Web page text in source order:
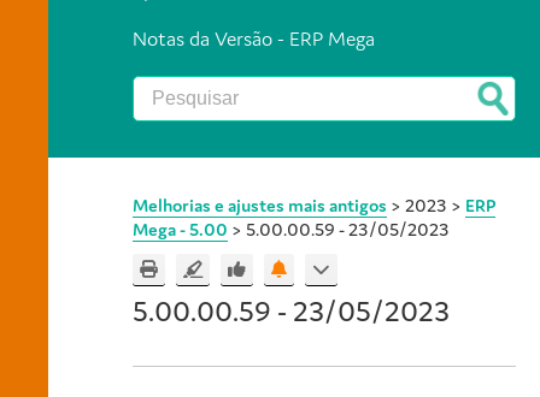
Notas da Versão - ERP Mega
Melhorias e ajustes mais antigos > 2023 > ERP
Mega - 5.00 > 5.00.00.59 - 23/05/2023
5.00.00.59 - 23/05/2023